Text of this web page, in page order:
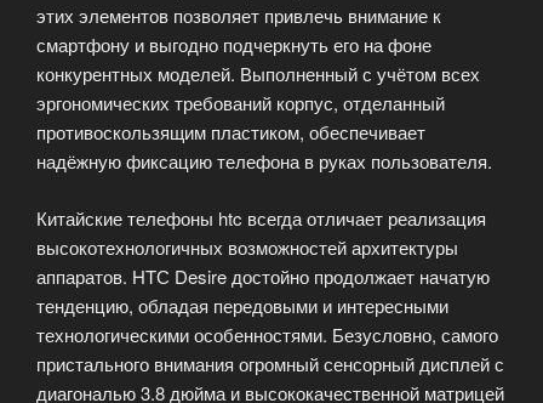
этих элементов позволяет привлечь внимание к
смартфону и выгодно подчеркнуть его на фоне
конкурентных моделей. Выполненный с учётом всех
эргономических требований корпус, отделанный
противоскользящим пластиком, обеспечивает
надёжную фиксацию телефона в руках пользователя.
Китайские телефоны htc всегда отличает реализация
высокотехнологичных возможностей архитектуры
аппаратов. HTС Desire достойно продолжает начатую
тенденцию, обладая передовыми и интересными
технологическими особенностями. Безусловно, самого
пристального внимания огромный сенсорный дисплей с
диагональю 3.8 дюйма и высококачественной матрицей